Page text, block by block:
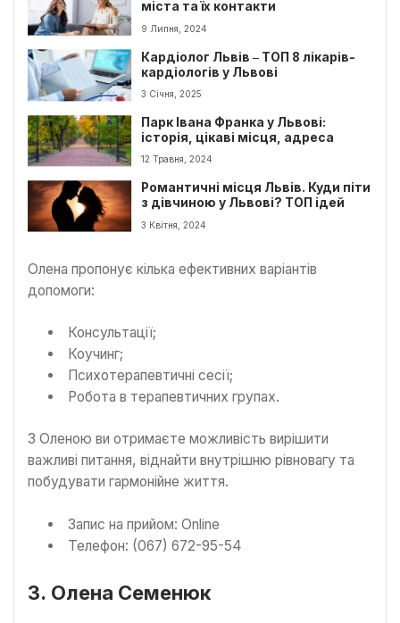
міста та їх контакти
9 Липня, 2024
Кардіолог Львів ‒ ТОП 8 лікарів-
кардіологів у Львові
3 Січня, 2025
Парк Івана Франка у Львові:
історія, цікаві місця, адреса
12 Травня, 2024
Романтичні місця Львів. Куди піти
з дівчиною у Львові? ТОП ідей
3 Квітня, 2024
Олена пропонує кілька ефективних варіантів
допомоги:
Консультації;
Коучинг;
Психотерапевтичні сесії;
Робота в терапевтичних групах.
З Оленою ви отримаєте можливість вирішити
важливі питання, віднайти внутрішню рівновагу та
побудувати гармонійне життя.
Запис на прийом: Online
Телефон: (067) 672-95-54
3. Олена Семенюк